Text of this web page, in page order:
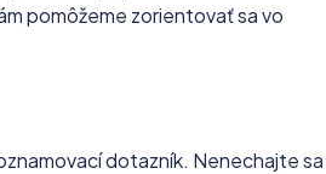
pomôžeme zorientovať sa vo
dotazník. Nenechajte sa